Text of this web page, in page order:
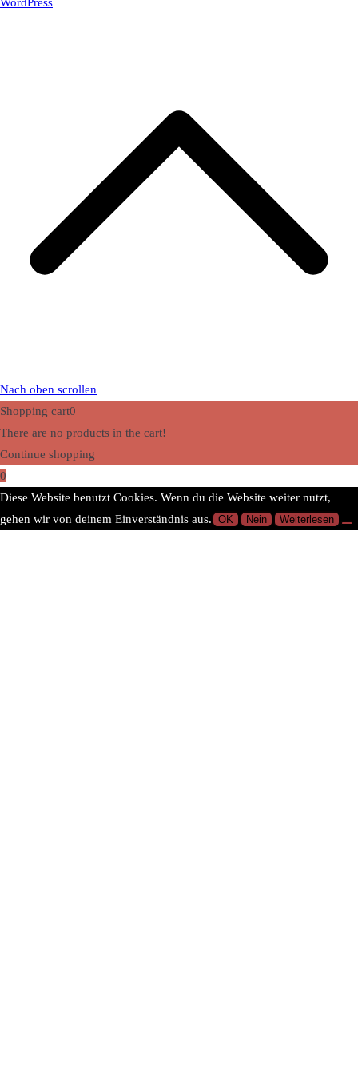
WordPress
Nach oben scrollen
Shopping cart0
There are no products in the cart!
Continue shopping
0
Diese Website benutzt Cookies. Wenn du die Website weiter nutzt,
gehen wir von deinem Einverständnis aus. OK Nein Weiterlesen